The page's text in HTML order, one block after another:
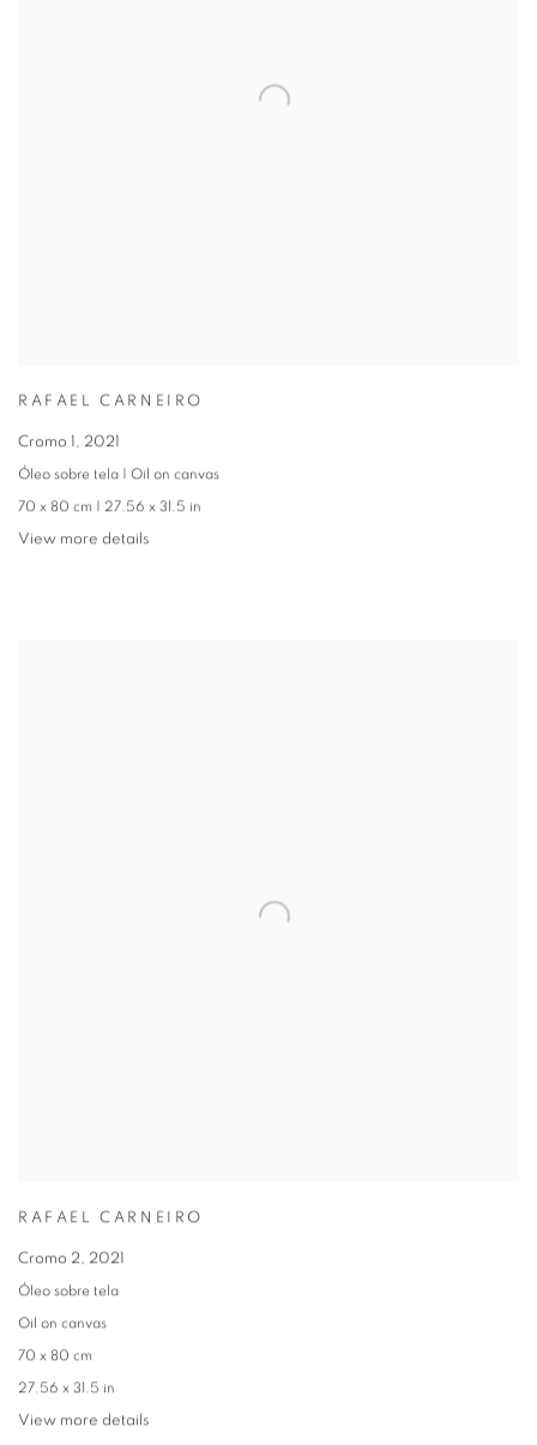
RAFAEL CARNEIRO
Cromo 1, 2021
Óleo sobre tela | Oil on canvas
70 x 80 cm | 27.56 x 31.5 in
View more details
RAFAEL CARNEIRO
Cromo 2, 2021
Óleo sobre tela
Oil on canvas
70 x 80 cm
27.56 x 31.5 in
View more details